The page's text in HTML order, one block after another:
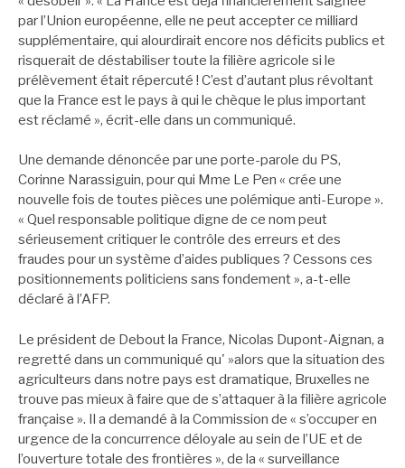
par l’Union européenne, elle ne peut accepter ce milliard
supplémentaire, qui alourdirait encore nos déficits publics et
risquerait de déstabiliser toute la filière agricole si le
prélèvement était répercuté ! C’est d’autant plus révoltant
que la France est le pays à qui le chèque le plus important
est réclamé », écrit-elle dans un communiqué.
Une demande dénoncée par une porte-parole du PS,
Corinne Narassiguin, pour qui Mme Le Pen « crée une
nouvelle fois de toutes pièces une polémique anti-Europe ».
« Quel responsable politique digne de ce nom peut
sérieusement critiquer le contrôle des erreurs et des
fraudes pour un système d’aides publiques ? Cessons ces
positionnements politiciens sans fondement », a-t-elle
déclaré à l’AFP.
Le président de Debout la France, Nicolas Dupont-Aignan, a
regretté dans un communiqué qu' »alors que la situation des
agriculteurs dans notre pays est dramatique, Bruxelles ne
trouve pas mieux à faire que de s’attaquer à la filière agricole
française ». Il a demandé à la Commission de « s’occuper en
urgence de la concurrence déloyale au sein de l’UE et de
l’ouverture totale des frontières », de la « surveillance